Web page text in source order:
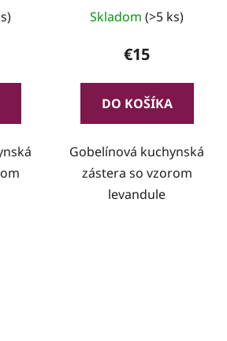
Skladom (>5 ks)
€15
DO KOŠÍKA
Gobelínová kuchynská
zástera so vzorom
levandule